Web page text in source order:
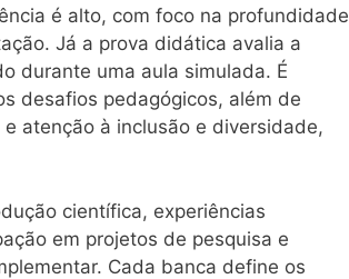
é alto, com foco na profundidade
Já a prova didática avalia a
durante uma aula simulada. É
desafios pedagógicos, além de
atenção à inclusão e diversidade,
científica, experiências
em projetos de pesquisa e
Cada banca define os